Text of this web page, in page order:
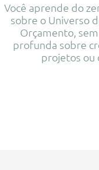
Você aprende do
sobre o Universo
Orçamento,
profunda sobre
projetos ou